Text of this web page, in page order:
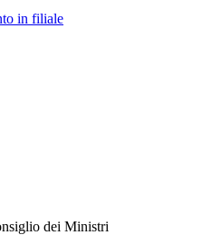
in filiale
dei Ministri